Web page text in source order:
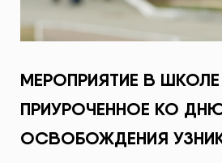
МЕРОПРИЯТИЕ В
ПРИУРОЧЕННОЕ КО
ОСВОБОЖДЕНИЯ